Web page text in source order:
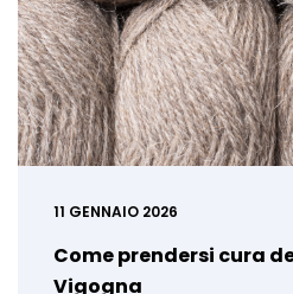
11 GENNAIO 2026
Come prendersi cura
Vigogna